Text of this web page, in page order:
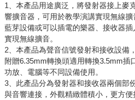
1、本產品用途廣泛，將發射器接上麥
響擴音器，可用於教學演講實現無線
藍芽設備或可以插電的樂器、接收器
實現無線擴音。
2、本產品為聲音信號發射和接收設備
附贈6.35mm轉換頭適用轉換3.5mm插
功放、電腦等不同設備使用。
3、此產品分為發射器和接收器兩個部
與音響連接，外觀精緻體積小，更方